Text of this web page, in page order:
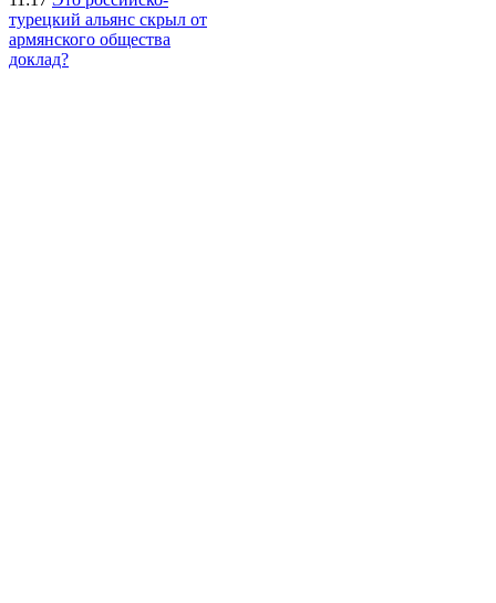
турецкий альянс скрыл от
армянского общества
доклад?